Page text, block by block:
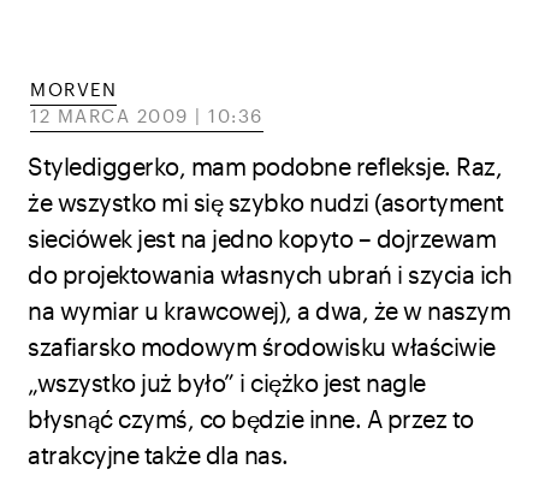
MORVEN
12 MARCA 2009 | 10:36
Stylediggerko, mam podobne refleksje. Raz,
że wszystko mi się szybko nudzi (asortyment
sieciówek jest na jedno kopyto – dojrzewam
do projektowania własnych ubrań i szycia ich
na wymiar u krawcowej), a dwa, że w naszym
szafiarsko modowym środowisku właściwie
„wszystko już było” i ciężko jest nagle
błysnąć czymś, co będzie inne. A przez to
atrakcyjne także dla nas.